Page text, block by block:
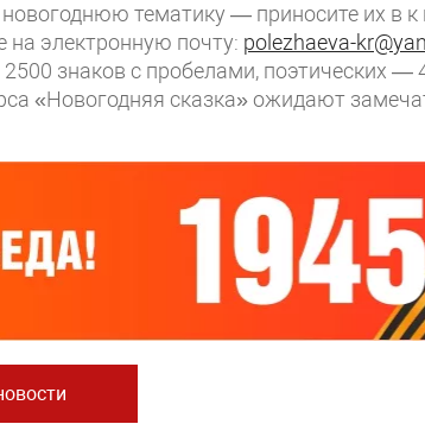
тематику — приносите их в
на электронную почту: polеzhaeva-
знаков с пробелами, поэтических —
«Новогодняя сказка» ожидают